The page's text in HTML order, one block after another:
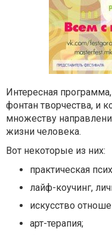
Интересная
фонтан творчества, и
множеству
жизни человека.
Вот некоторые из них:
практическая
лайф-коучинг,
искусство
арт-терапия;